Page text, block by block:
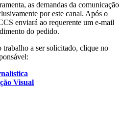
as demandas da comunicação
por este canal. Após o
enviará ao requerente um e-mail
do pedido.
trabalho a ser solicitado, clique no
Visual